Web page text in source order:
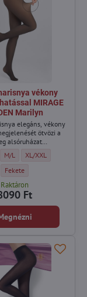
- Méret:
Marilyn - Méret:
80 DEN Marilyn - Méret:
80 DEN Marilyn -
- Szín:
Marilyn - Szín:
80 DEN Marilyn - Szín:
vékony
MIRAGE
Marilyn
elegáns, vékony
ötvözi a
alsóruházat
harisnya vékony harisnya
Termo harisnya vékony
M/L Termo harisnya
XL/XXL
Termo harisnya vékony
Fekete
Raktáron
Ft